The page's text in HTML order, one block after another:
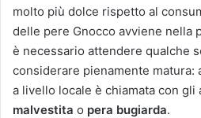
molto più dolce rispetto al
delle pere Gnocco avviene nella
è necessario attendere qualche
considerare pienamente matura:
a livello locale è chiamata con gli
malvestita o pera bugiarda.